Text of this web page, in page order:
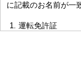
その場合は、依
によって、また
に記載のお名前が一
運転免許証
マイナンバーカ